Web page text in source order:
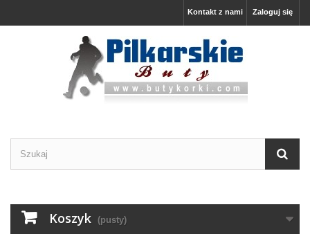
Zaloguj się
Kontakt z nami
Koszyk (pusty)